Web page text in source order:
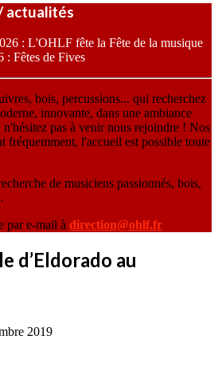
actualités
: L'OHLF fête la Fête de la musique
: Fêtes de Fives
bois, percussions... qui recherchez
innovante, dans une ambiance
pas à venir nous rejoindre ! Nos
fréquemment, l'accueil est possible toute
de musiciens passionnés, bois,
par e-mail à direction@ohlf.fr
d’Eldorado au
2019